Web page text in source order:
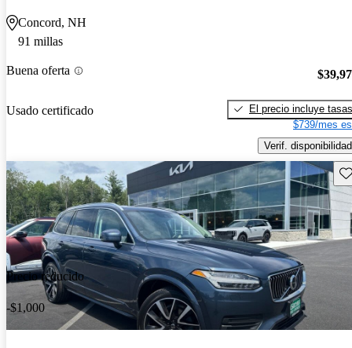
Concord, NH
91 millas
Buena oferta
Usado certificado
El precio incluye tasas
$739/mes
Verif. disponibilidad
Precio reducido
-$1,000